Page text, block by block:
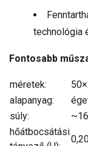
technológia
Fontosabb
méretek:
alapanyag:
súly:
hőátbocsátási